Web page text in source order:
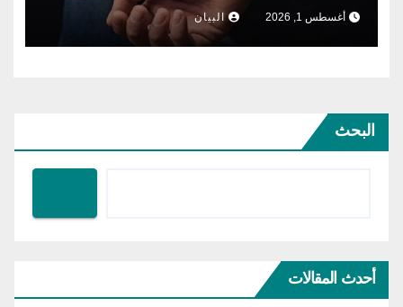
أغسطس 1, 2026 البيان
البحث
أحدث المقالات